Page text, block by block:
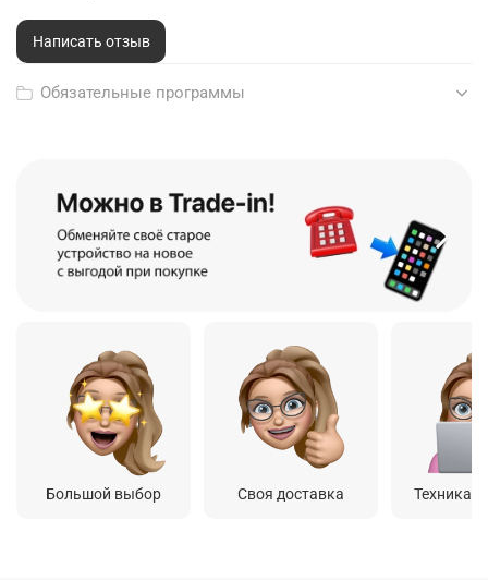
Написать отзыв
Обязательные программы
Большой выбор Своя доставка Техника